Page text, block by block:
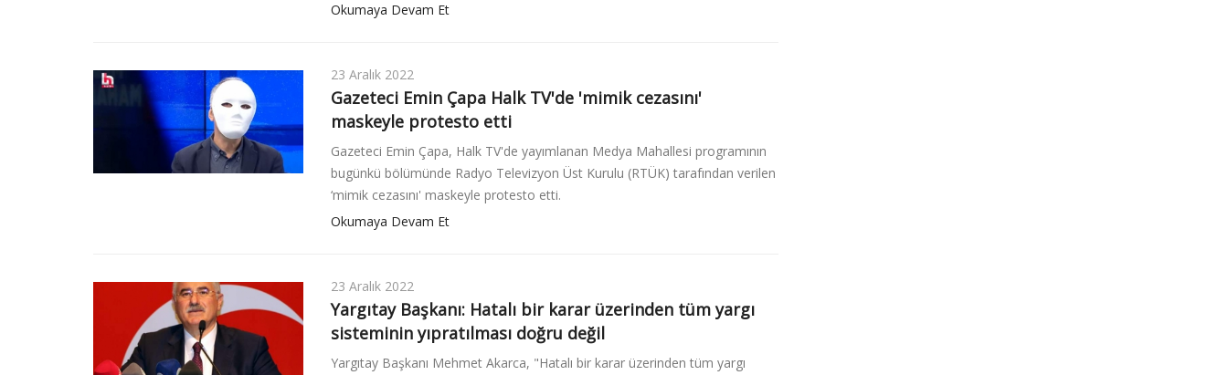
Okumaya Devam Et
23 Aralık 2022
Gazeteci Emin Çapa Halk TV'de 'mimik cezasını'
maskeyle protesto etti
Gazeteci Emin Çapa, Halk TV'de yayımlanan Medya Mahallesi programının
bugünkü bölümünde Radyo Televizyon Üst Kurulu (RTÜK) tarafından verilen
‘mimik cezasını' maskeyle protesto etti.
Okumaya Devam Et
23 Aralık 2022
Yargıtay Başkanı: Hatalı bir karar üzerinden tüm yargı
sisteminin yıpratılması doğru değil
Yargıtay Başkanı Mehmet Akarca, "Hatalı bir karar üzerinden tüm yargı